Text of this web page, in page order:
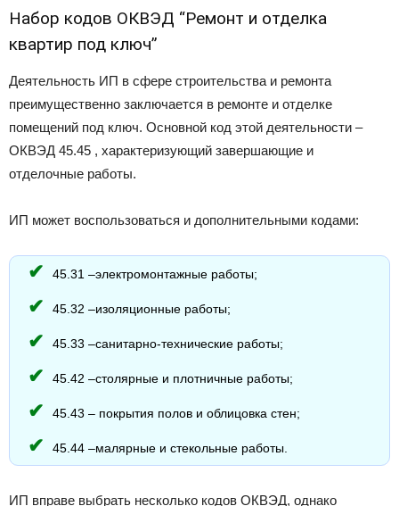
Набор кодов ОКВЭД “Ремонт и отделка
квартир под ключ”
Деятельность ИП в сфере строительства и ремонта
преимущественно заключается в ремонте и отделке
помещений под ключ. Основной код этой деятельности –
ОКВЭД 45.45 , характеризующий завершающие и
отделочные работы.
ИП может воспользоваться и дополнительными кодами:
45.31 –электромонтажные работы;
45.32 –изоляционные работы;
45.33 –санитарно-технические работы;
45.42 –столярные и плотничные работы;
45.43 – покрытия полов и облицовка стен;
45.44 –малярные и стекольные работы.
ИП вправе выбрать несколько кодов ОКВЭД, однако